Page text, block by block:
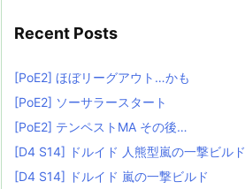
Recent Posts
[PoE2] ほぼリーグアウト…かも
[PoE2] ソーサラースタート
[PoE2] テンペストMA その後…
[D4 S14] ドルイド 人熊型嵐の一撃ビルド
[D4 S14] ドルイド 嵐の一撃ビルド